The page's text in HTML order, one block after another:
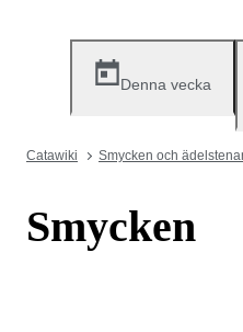
Denna vecka
Catawiki Smycken och
Smycken